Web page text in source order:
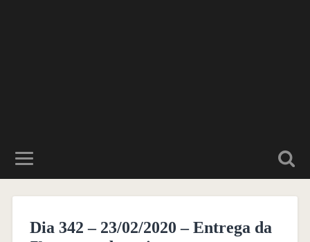
Dia 342 – 23/02/2020 – Entrega da